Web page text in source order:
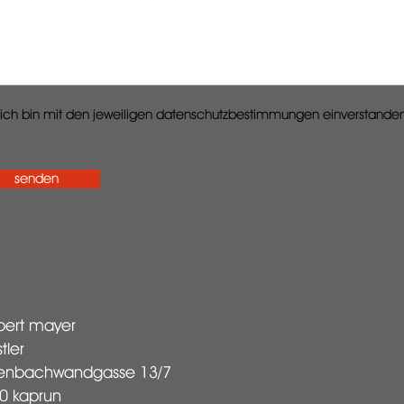
ich bin mit den jeweiligen datenschutzbestimmungen
senden
mayer
13/7
kaprun